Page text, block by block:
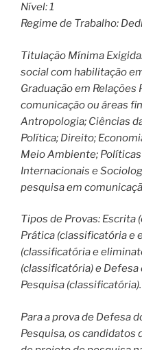
Nível: 1
Regime de Trabalho:
Titulação Mínima
social com habilitação
Graduação em
comunicação ou áreas
Antropologia; Ciências
Política; Direito;
Meio Ambiente;
Internacionais e
pesquisa em
Tipos de Provas: Escrita
Prática (classificatória e
(classificatória e
(classificatória) e
Pesquisa (classificatória).
Para a prova de Defesa
Pesquisa, os